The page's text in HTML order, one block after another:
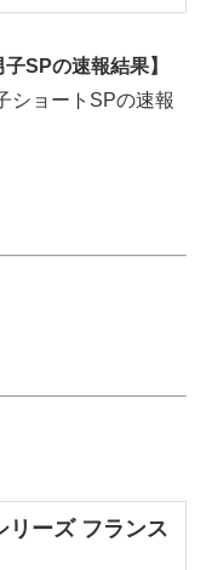
SPの速報結果】
ショートSPの速報
リーズ フランス